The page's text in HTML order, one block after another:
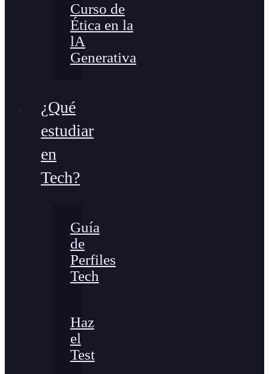
Curso de
Ética en la
lA
Generativa
¿Qué
estudiar
en
Tech?
Guía
de
Perfiles
Tech
Haz
el
Test